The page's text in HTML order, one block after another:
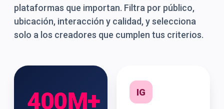
plataformas que importan. Filtra por público,
ubicación, interacción y calidad, y selecciona
solo a los creadores que cumplen tus criterios.
400M+ IG